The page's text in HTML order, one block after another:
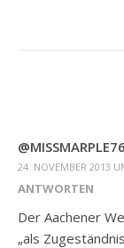
@MISSMARPLE76
24. NOVEMBER 2013
ANTWORTEN
Der Aachener
„als